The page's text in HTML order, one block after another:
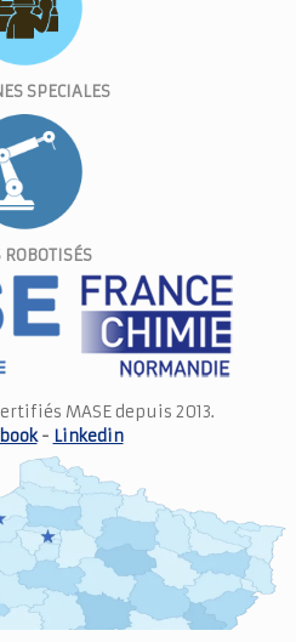
SPECIALES
ROBOTISÉS
MASE depuis 2013.
- Linkedin